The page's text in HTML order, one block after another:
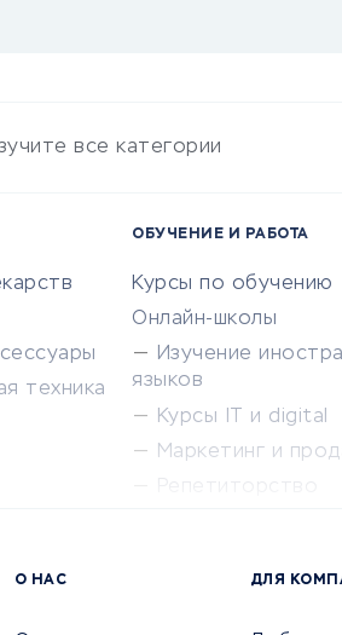
все категории
техника
ОБУЧЕНИЕ И РАБОТА
Курсы по обучению
Онлайн-школы
Изучение
языков
Курсы IT и digital
Маркетинг и
Сетевой маркетинг
О НАС ДЛЯ